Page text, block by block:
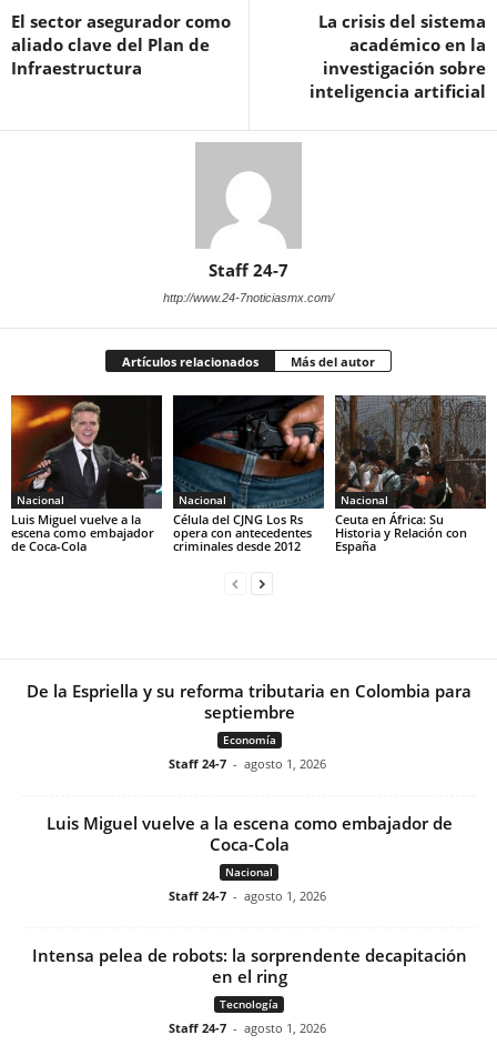
El sector asegurador como
aliado clave del Plan de
Infraestructura
La crisis del sistema
académico en la
investigación sobre
inteligencia artificial
Staff 24-7
http://www.24-7noticiasmx.com/
Artículos relacionados Más del autor
Nacional
Luis Miguel vuelve a la
escena como embajador
de Coca-Cola
Nacional
Célula del CJNG Los Rs
opera con antecedentes
criminales desde 2012
Nacional
Ceuta en África: Su
Historia y Relación con
España
De la Espriella y su reforma tributaria en Colombia para
septiembre
Economía
Staff 24-7 - agosto 1, 2026
Luis Miguel vuelve a la escena como embajador de
Coca-Cola
Nacional
Staff 24-7 - agosto 1, 2026
Intensa pelea de robots: la sorprendente decapitación
en el ring
Tecnología
Staff 24-7 - agosto 1, 2026